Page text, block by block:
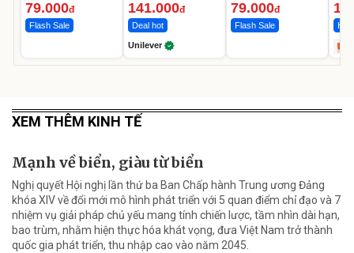
79.000đ
Flash Sale
Ngày
141.000đ
Deal hot
Unilever
79.000đ
Flash Sale Hot
XEM THÊM KINH TẾ
Mạnh về biển, giàu từ biển
Nghị quyết Hội nghị lần thứ ba Ban Chấp hành Trung ương Đảng
khóa XIV về đổi mới mô hình phát triển với 5 quan điểm chỉ đạo và 7
nhiệm vụ giải pháp chủ yếu mang tính chiến lược, tầm nhìn dài hạn,
bao trùm, nhằm hiện thực hóa khát vọng, đưa Việt Nam trở thành
quốc gia phát triển, thu nhập cao vào năm 2045.